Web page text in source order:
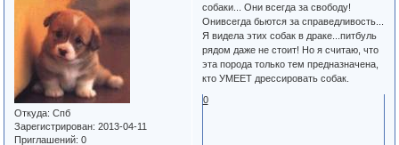
Откуда: Спб
Зарегистрирован: 2013-04-11
Приглашений: 0
собаки... Они всегда за свободу!
Онивсегда бьются за справедливость...
Я видела этих собак в драке...питбуль
рядом даже не стоит! Но я считаю, что
эта порода только тем предназначена,
кто УМЕЕТ дрессировать собак.
0